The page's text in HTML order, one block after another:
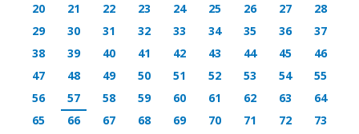
20
21 22 23 24 25 26 27
28
29
30 31 32 33 34 35 36
37
38
39 40 41 42 43 44 45
46
47
48 49 50 51 52 53 54
55
56
57 58 59 60 61 62 63
64
65
66 67 68 69 70 71 72
73